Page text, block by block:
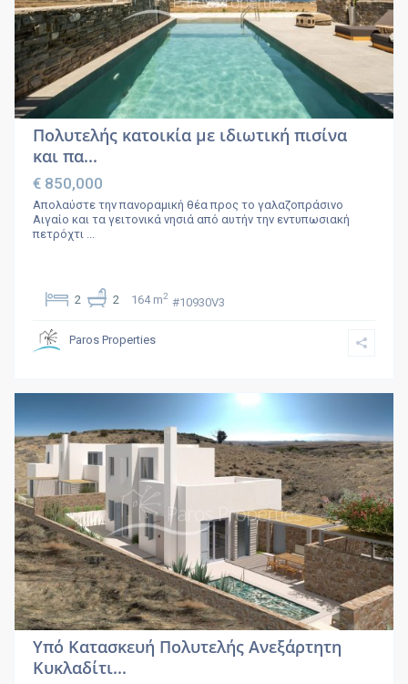
Πολυτελής κατοικία με ιδιωτική πισίνα
και πα...
€ 850,000
Απολαύστε την πανοραμική θέα προς το γαλαζοπράσινο
Αιγαίο και τα γειτονικά νησιά από αυτήν την εντυπωσιακή
πετρόχτι
2 2 164 m2 #10930V3
Paros Properties
Υπό Κατασκευή Πολυτελής Ανεξάρτητη
Κυκλαδίτι...